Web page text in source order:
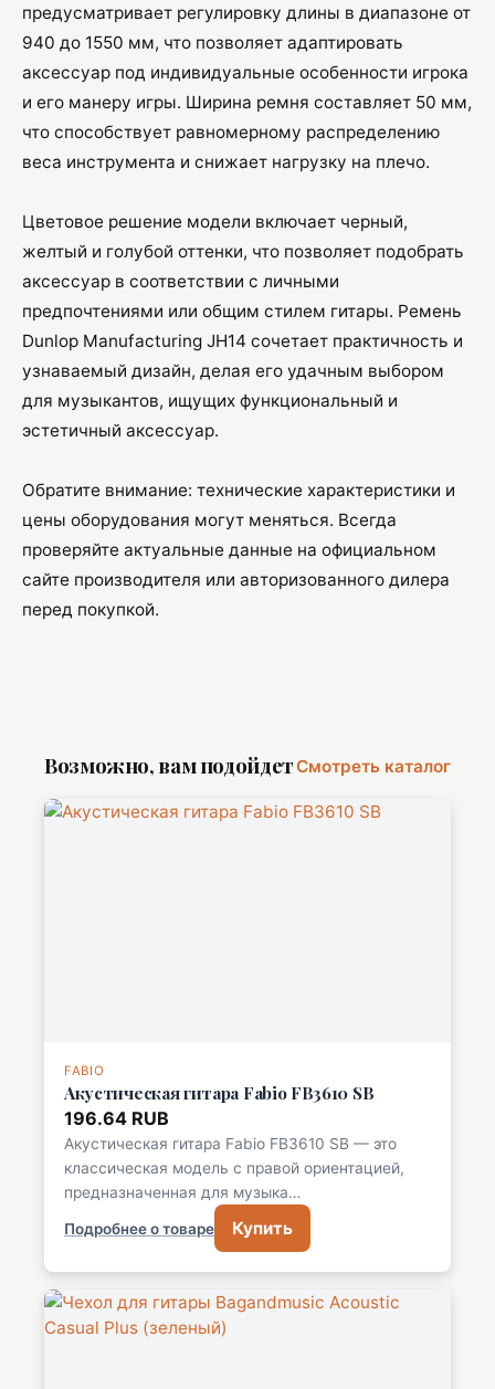
предусматривает регулировку длины в диапазоне от
940 до 1550 мм, что позволяет адаптировать
аксессуар под индивидуальные особенности игрока
и его манеру игры. Ширина ремня составляет 50 мм,
что способствует равномерному распределению
веса инструмента и снижает нагрузку на плечо.
Цветовое решение модели включает черный,
желтый и голубой оттенки, что позволяет подобрать
аксессуар в соответствии с личными
предпочтениями или общим стилем гитары. Ремень
Dunlop Manufacturing JH14 сочетает практичность и
узнаваемый дизайн, делая его удачным выбором
для музыкантов, ищущих функциональный и
эстетичный аксессуар.
Обратите внимание: технические характеристики и
цены оборудования могут меняться. Всегда
проверяйте актуальные данные на официальном
сайте производителя или авторизованного дилера
перед покупкой.
Возможно, вам подойдетСмотреть каталог
FABIO
Акустическая гитара Fabio FB3610 SB
196.64 RUB
Акустическая гитара Fabio FB3610 SB — это
классическая модель с правой ориентацией,
предназначенная для музыка…
Подробнее о товаре Купить